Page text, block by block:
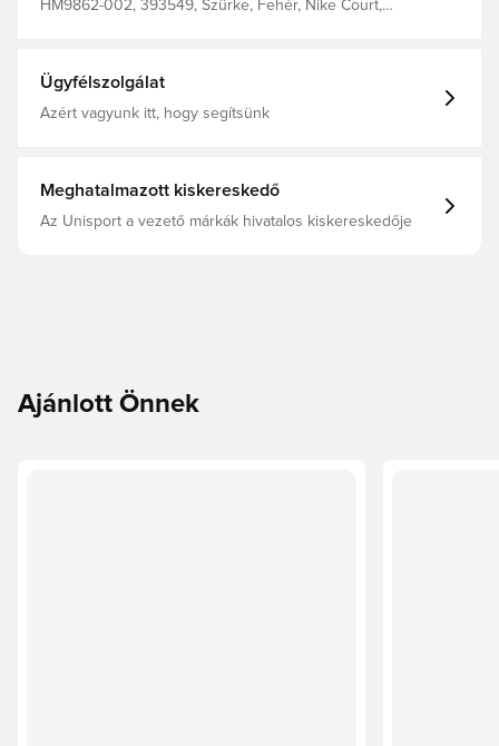
HM9862-002, 393549, Szürke, Fehér, Nike Court,
Ügyfélszolgálat
Azért vagyunk itt, hogy segítsünk
Meghatalmazott kiskereskedő
Az Unisport a vezető márkák hivatalos kiskereskedője
Ajánlott Önnek